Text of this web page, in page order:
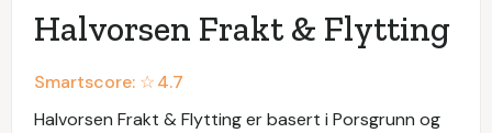
Halvorsen Frakt & Flytting
Smartscore: ☆4.7
Halvorsen Frakt & Flytting er basert i Porsgrunn og